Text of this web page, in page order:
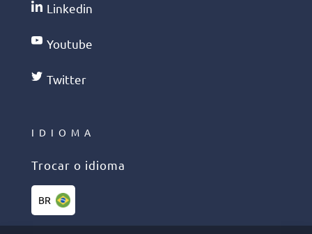
Linkedin
Youtube
Twitter
IDIOMA
Trocar o idioma
BR